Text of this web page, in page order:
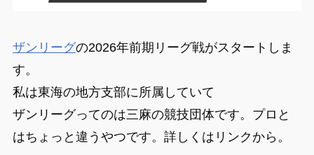
ザンリーグの2026年前期リーグ戦がスタートしま
す。
私は東海の地方支部に所属していて
ザンリーグってのは三麻の競技団体です。プロと
はちょっと違うやつです。詳しくはリンクから。